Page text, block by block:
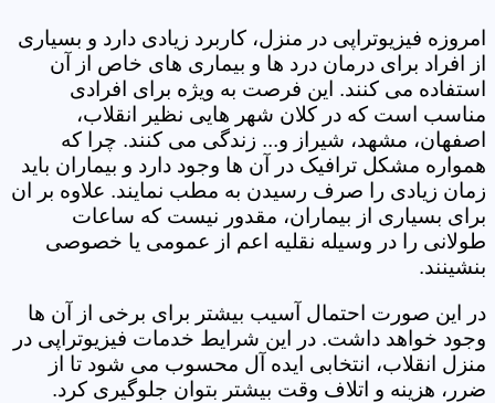
امروزه فیزیوتراپی در منزل، کاربرد زیادی دارد و بسیاری
از افراد برای درمان درد ها و بیماری های خاص از آن
استفاده می کنند. این فرصت به ویژه برای افرادی
مناسب است که در کلان شهر هایی نظیر انقلاب،
اصفهان، مشهد، شیراز و... زندگی می کنند. چرا که
همواره مشکل ترافیک در آن ها وجود دارد و بیماران باید
زمان زیادی را صرف رسیدن به مطب نمایند. علاوه بر ان
برای بسیاری از بیماران، مقدور نیست که ساعات
طولانی را در وسیله نقلیه اعم از عمومی یا خصوصی
بنشینند.
در این صورت احتمال آسیب بیشتر برای برخی از آن ها
وجود خواهد داشت. در این شرایط خدمات فیزیوتراپی در
منزل انقلاب، انتخابی ایده آل محسوب می شود تا از
ضرر، هزینه و اتلاف وقت بیشتر بتوان جلوگیری کرد.